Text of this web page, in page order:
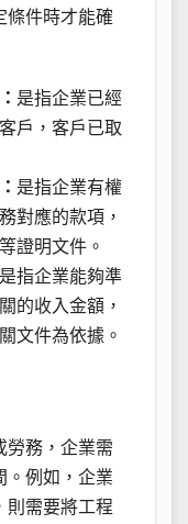
條件時才能確
是指企業已經
戶，客戶已取
是指企業有權
對應的款項，
證明文件。
是指企業能夠準
的收入金額，
文件為依據。
勞務，企業需
。例如，企業
則需要將工程